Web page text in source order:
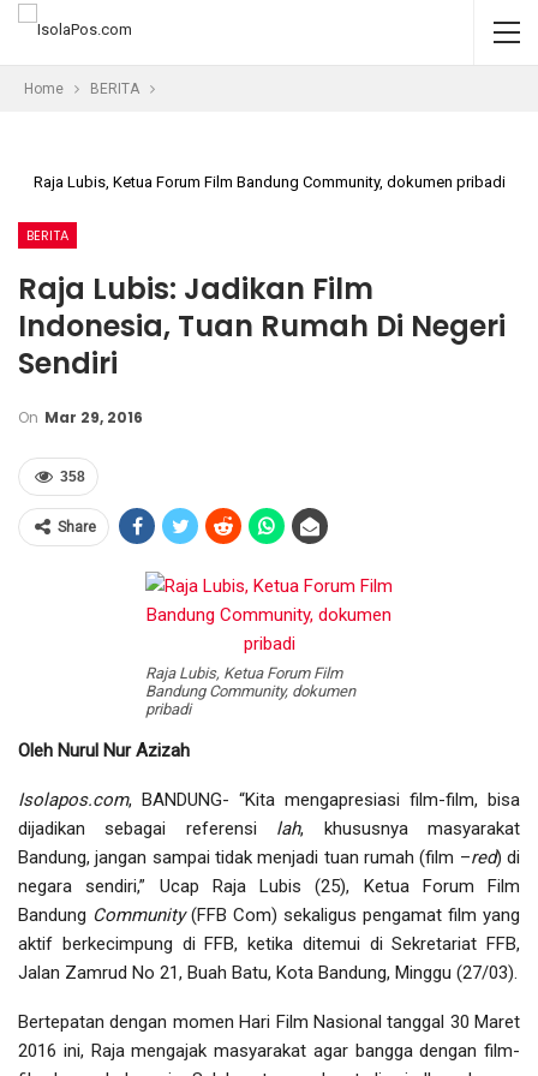
Home BERITA
Raja Lubis, Ketua Forum Film Bandung Community, dokumen pribadi
BERITA
Raja Lubis: Jadikan Film
Indonesia, Tuan Rumah Di Negeri
Sendiri
On Mar 29, 2016
358
Share
Raja Lubis, Ketua Forum Film
Bandung Community, dokumen
pribadi
Oleh Nurul Nur Azizah
Isolapos.com, BANDUNG- “Kita mengapresiasi film-film, bisa
dijadikan sebagai referensi lah, khususnya masyarakat
Bandung, jangan sampai tidak menjadi tuan rumah (film –red) di
negara sendiri,” Ucap Raja Lubis (25), Ketua Forum Film
Bandung Community(FFB Com) sekaligus pengamat film yang
aktif berkecimpung di FFB, ketika ditemui di Sekretariat FFB,
Jalan Zamrud No 21, Buah Batu, Kota Bandung, Minggu (27/03).
Bertepatan dengan momen Hari Film Nasional tanggal 30 Maret
2016 ini, Raja mengajak masyarakat agar bangga dengan film-